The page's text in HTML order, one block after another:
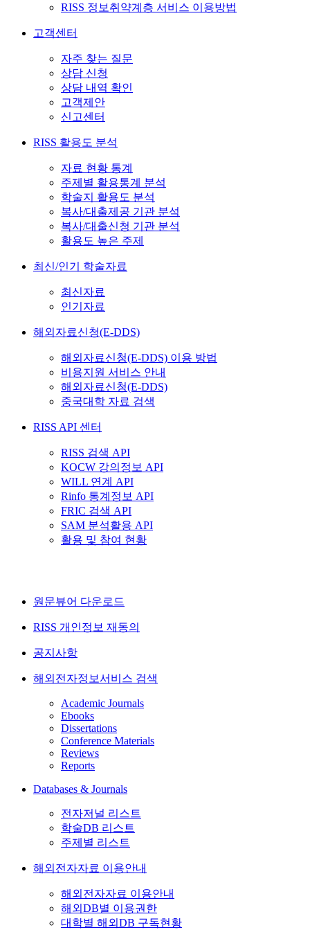
RISS 정보취약계층 서비스 이용방법
고객센터
자주 찾는 질문
상담 신청
상담 내역 확인
고객제안
신고센터
RISS 활용도 분석
자료 현황 통계
주제별 활용통계 분석
학술지 활용도 분석
복사/대출제공 기관 분석
복사/대출신청 기관 분석
활용도 높은 주제
최신/인기 학술자료
최신자료
인기자료
해외자료신청(E-DDS)
해외자료신청(E-DDS) 이용 방법
비용지원 서비스 안내
해외자료신청(E-DDS)
중국대학 자료 검색
RISS API 센터
RISS 검색 API
KOCW 강의정보 API
WILL 연계 API
Rinfo 통계정보 API
FRIC 검색 API
SAM 분석활용 API
활용 및 참여 현황
원문뷰어 다운로드
RISS 개인정보 재동의
공지사항
해외전자정보서비스 검색
Academic Journals
Ebooks
Dissertations
Conference Materials
Reviews
Reports
Databases & Journals
전자저널 리스트
학술DB 리스트
주제별 리스트
해외전자자료 이용안내
해외전자자료 이용안내
해외DB별 이용권한
대학별 해외DB 구독현황